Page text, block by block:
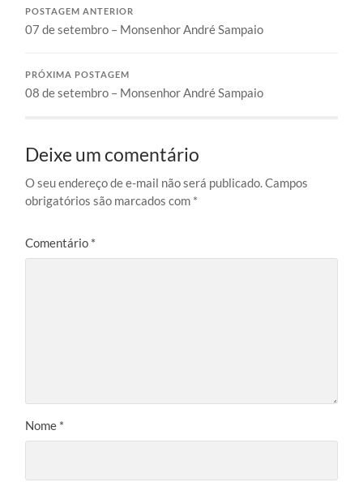
POSTAGEM ANTERIOR
07 de setembro – Monsenhor André Sampaio
PRÓXIMA POSTAGEM
08 de setembro – Monsenhor André Sampaio
Deixe um comentário
O seu endereço de e-mail não será publicado. Campos
obrigatórios são marcados com *
Comentário *
Nome *